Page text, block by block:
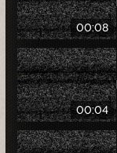
00:08
00:04